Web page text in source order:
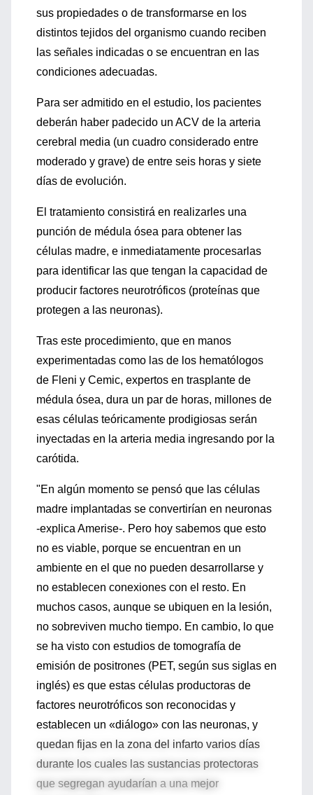
sus propiedades o de transformarse en los
distintos tejidos del organismo cuando reciben
las señales indicadas o se encuentran en las
condiciones adecuadas.
Para ser admitido en el estudio, los pacientes
deberán haber padecido un ACV de la arteria
cerebral media (un cuadro considerado entre
moderado y grave) de entre seis horas y siete
días de evolución.
El tratamiento consistirá en realizarles una
punción de médula ósea para obtener las
células madre, e inmediatamente procesarlas
para identificar las que tengan la capacidad de
producir factores neurotróficos (proteínas que
protegen a las neuronas).
Tras este procedimiento, que en manos
experimentadas como las de los hematólogos
de Fleni y Cemic, expertos en trasplante de
médula ósea, dura un par de horas, millones de
esas células teóricamente prodigiosas serán
inyectadas en la arteria media ingresando por la
carótida.
"En algún momento se pensó que las células
madre implantadas se convertirían en neuronas
-explica Amerise-. Pero hoy sabemos que esto
no es viable, porque se encuentran en un
ambiente en el que no pueden desarrollarse y
no establecen conexiones con el resto. En
muchos casos, aunque se ubiquen en la lesión,
no sobreviven mucho tiempo. En cambio, lo que
se ha visto con estudios de tomografía de
emisión de positrones (PET, según sus siglas en
inglés) es que estas células productoras de
factores neurotróficos son reconocidas y
establecen un «diálogo» con las neuronas, y
quedan fijas en la zona del infarto varios días
durante los cuales las sustancias protectoras
que segregan ayudarían a una mejor